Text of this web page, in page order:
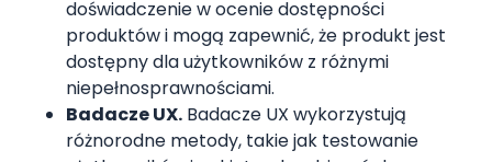
doświadczenie w ocenie dostępności
produktów i mogą zapewnić, że produkt jest
dostępny dla użytkowników z różnymi
niepełnosprawnościami.
Badacze UX. Badacze UX wykorzystują
różnorodne metody, takie jak testowanie